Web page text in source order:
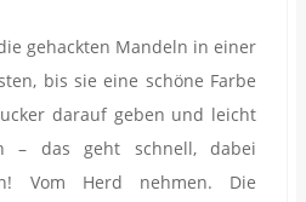
gehackten Mandeln in einer
bis sie eine schöne Farbe
darauf geben und leicht
– das geht schnell, dabei
Vom Herd nehmen. Die